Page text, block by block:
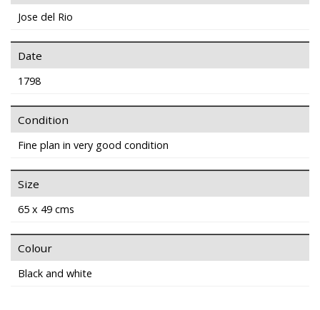
Jose del Rio
Date
1798
Condition
Fine plan in very good condition
Size
65 x 49 cms
Colour
Black and white